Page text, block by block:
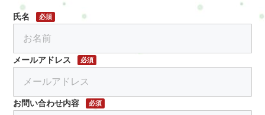
氏名 必須
メールアドレス 必須
お問い合わせ内容 必須